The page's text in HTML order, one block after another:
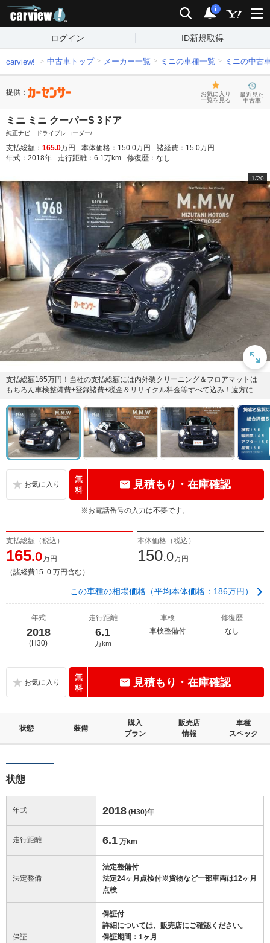
検索 通知
i
ログイン ID新規取得
carview! 中古車トップ メーカー一覧 ミニの車種一覧 ミニの中古
提供：
お気に入り
一覧を見る
最近見た
中古車
ミニ ミニ クーパーS 3ドア
純正ナビ ドライブレコーダー/
支払総額： 165.0万円 本体価格： 150.0万円 諸経費： 15.0万円
年式： 2018年 走行距離： 6.1万km 修復歴： なし
1/20
支払総額165万円！当社の支払総額には内外装クリーニング＆フロアマットは
もちろん車検整備費+登録諸費+税金＆リサイクル料金等すべて込み！遠方にお
無
料
見積もり・在庫確認
※お電話番号の入力は不要です。
支払総額（税込）
165.0万円
（諸経費15 .0 万円含む）
本体価格（税込）
150.0万円
この車種の相場価格（平均本体価格：186万円）
年式
2018
(H30)
走行距離
6.1
万km
車検
車検整備付
修復歴
なし
無
料
見積もり・在庫確認
状態 装備
購入
プラン
販売店
情報
車種
スペック
状態
年式 2018 (H30)年
走行距離 6.1 万km
法定整備
法定整備付
法定24ヶ月点検付※貨物など一部車両は12ヶ月
点検
保証
保証付
詳細については、販売店にご確認ください。
保証期間：1ヶ月